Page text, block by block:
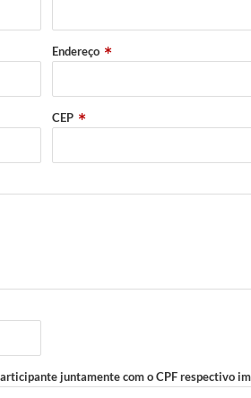
Endereço
CEP
juntamente com o CPF respectivo